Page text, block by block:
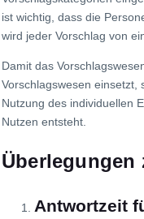
ist wichtig, dass die
wird jeder Vorschlag von
Damit das
Vorschlagswesen
Nutzung des individuellen
Nutzen entsteht.
Überlegungen
Antwortzeit